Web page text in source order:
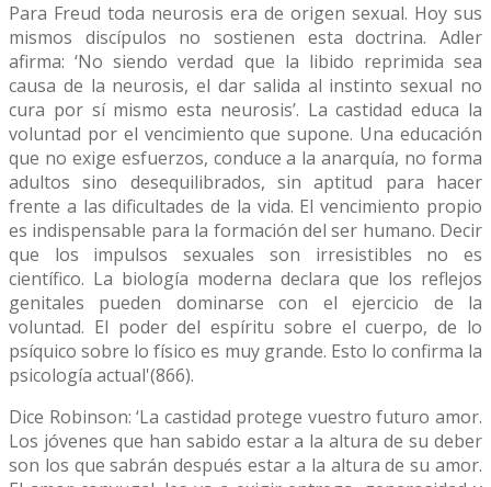
Para Freud toda neurosis era de origen sexual. Hoy sus
mismos discípulos no sostienen esta doctrina. Adler
afirma: ‘No siendo verdad que la libido reprimida sea
causa de la neurosis, el dar salida al instinto sexual no
cura por sí mismo esta neurosis’. La castidad educa la
voluntad por el vencimiento que supone. Una educación
que no exige esfuerzos, conduce a la anarquía, no forma
adultos sino desequilibrados, sin aptitud para hacer
frente a las dificultades de la vida. El vencimiento propio
es indispensable para la formación del ser humano. Decir
que los impulsos sexuales son irresistibles no es
científico. La biología moderna declara que los reflejos
genitales pueden dominarse con el ejercicio de la
voluntad. El poder del espíritu sobre el cuerpo, de lo
psíquico sobre lo físico es muy grande. Esto lo confirma la
psicología actual'(866).
Dice Robinson: ‘La castidad protege vuestro futuro amor.
Los jóvenes que han sabido estar a la altura de su deber
son los que sabrán después estar a la altura de su amor.